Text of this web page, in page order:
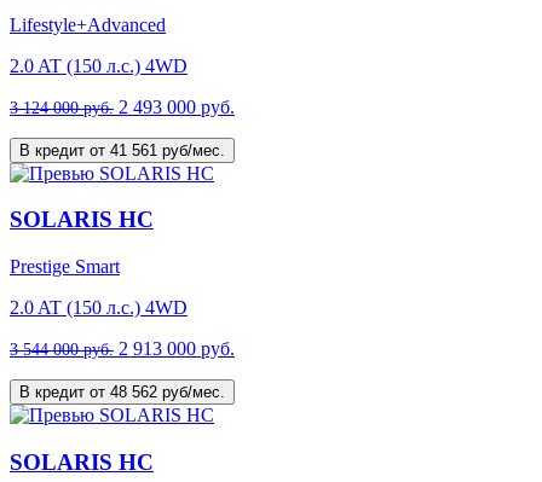
Lifestyle+Advanced
2.0 AT (150 л.с.) 4WD
3 124 000 руб. 2 493 000 руб.
В кредит от 41 561 руб/мес.
SOLARIS HC
Prestige Smart
2.0 AT (150 л.с.) 4WD
3 544 000 руб. 2 913 000 руб.
В кредит от 48 562 руб/мес.
SOLARIS HC